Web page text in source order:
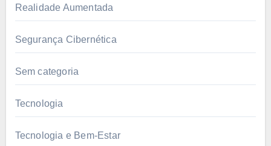
Realidade Aumentada
Segurança Cibernética
Sem categoria
Tecnologia
Tecnologia e Bem-Estar